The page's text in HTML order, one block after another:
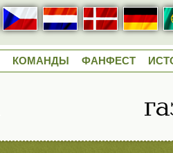
КОМАНДЫ ФАНФЕСТ